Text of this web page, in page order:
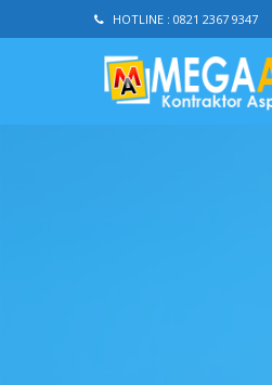
HOTLINE : 0821 2367 9347